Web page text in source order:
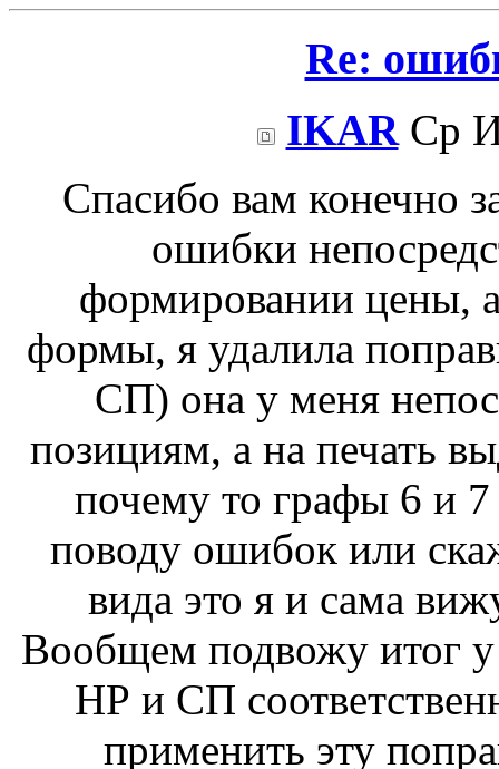
Re:
IKARСр
Спасибо вам конечно
ошибки
формировании цены,
формы, я удалила
СП) она у меня
позициям, а на печать
почему то графы 6 и
поводу ошибок или
вида это я и сама
Вообщем подвожу итог у
НР и СП
применить эту